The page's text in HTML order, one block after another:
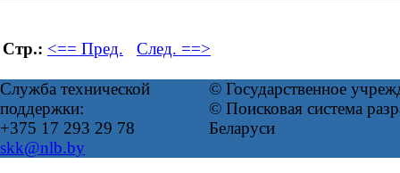
Стр.: <== Пред. След. ==>
Служба технической
поддержки:
+375 17 293 29 78
skk@nlb.by
© Государственное
© Поисковая система
Беларуси